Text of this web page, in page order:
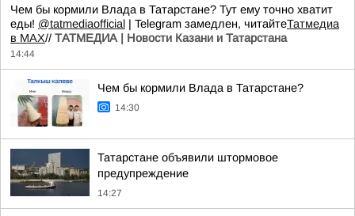
Чем бы кормили Влада в Татарстане? Тут ему точно хватит
еды! @tatmediaofficial | Telegram замедлен, читайтеТатмедиа
в MAX// ТАТМЕДИА | Новости Казани и Татарстана
14:44
Чем бы кормили Влада в Татарстане?
14:30
Татарстане объявили штормовое
предупреждение
14:27